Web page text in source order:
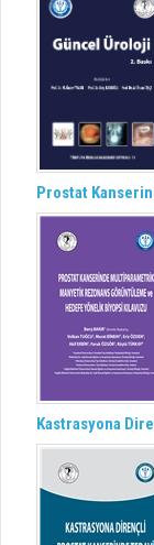
Prostat
Kastrasyona